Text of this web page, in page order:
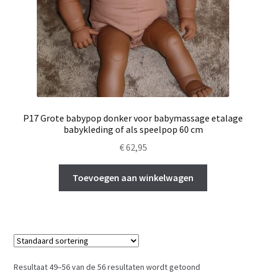
P17 Grote babypop donker voor babymassage etalage
babykleding of als speelpop 60 cm
€62,95
Toevoegen aan winkelwagen
Resultaat 49–56 van de 56 resultaten wordt getoond